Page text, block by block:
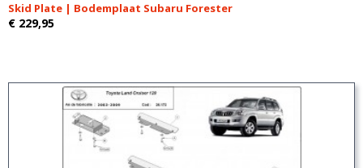
Skid Plate | Bodemplaat Subaru Forester
€ 229,95